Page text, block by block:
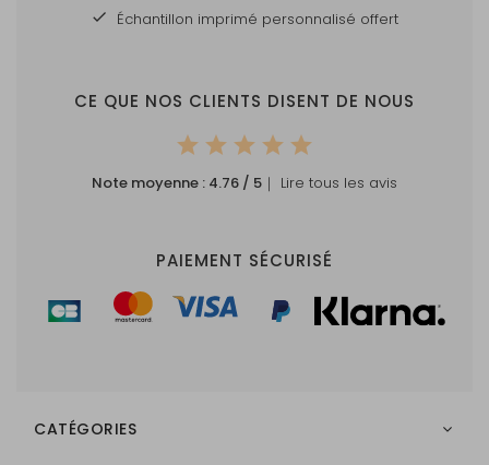
Échantillon imprimé personnalisé offert
CE QUE NOS CLIENTS DISENT DE NOUS
Note moyenne : 4.76 / 5 ｜ Lire tous les avis
PAIEMENT SÉCURISÉ
CATÉGORIES